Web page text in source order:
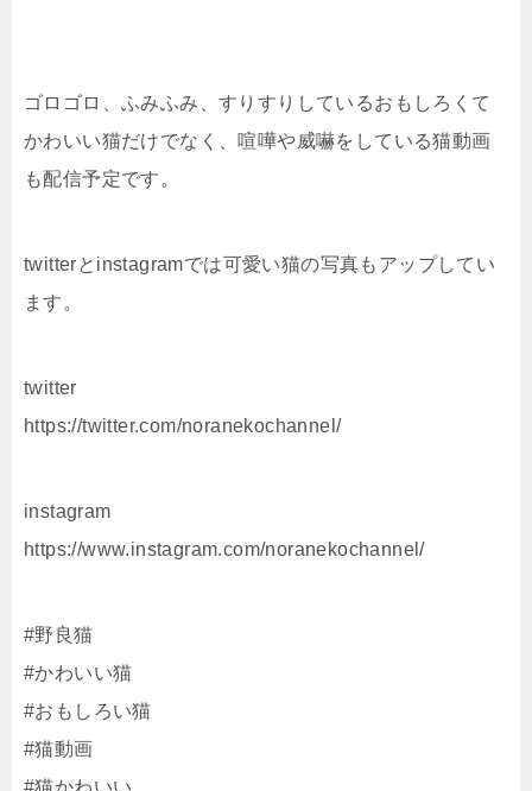
ゴロゴロ、ふみふみ、すりすりしているおもしろくて
かわいい猫だけでなく、喧嘩や威嚇をしている猫動画
も配信予定です。
twitterとinstagramでは可愛い猫の写真もアップしてい
ます。
twitter
https://twitter.com/noranekochannel/
instagram
https://www.instagram.com/noranekochannel/
#野良猫
#かわいい猫
#おもしろい猫
#猫動画
#猫かわいい